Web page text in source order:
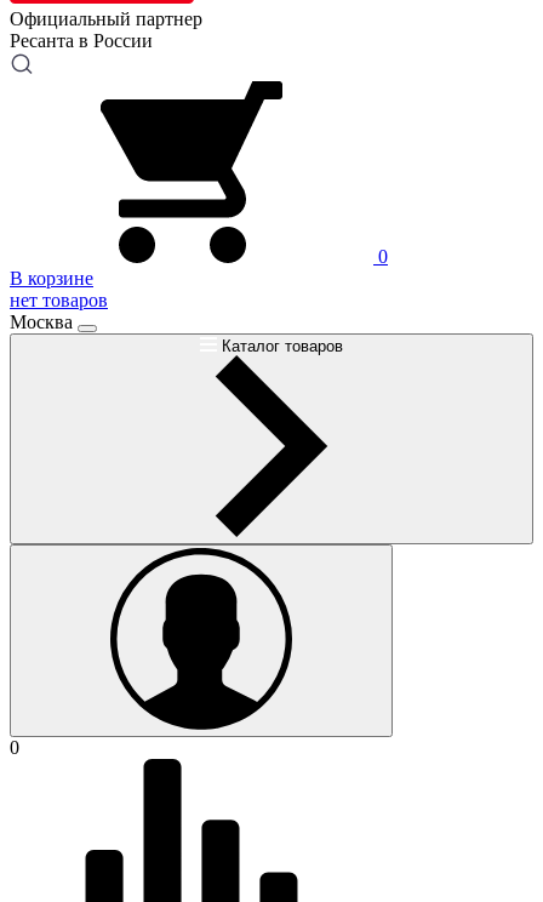
Официальный партнер
Ресанта в России
0
В корзине
нет товаров
Москва
Каталог товаров
0